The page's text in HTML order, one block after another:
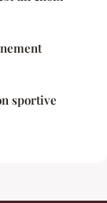
sportive